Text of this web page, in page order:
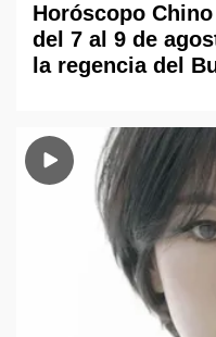
Horóscopo
del 7 al 9 de
la regencia del